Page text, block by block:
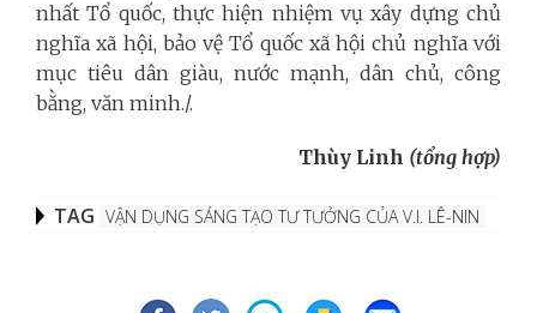
nhất Tổ quốc, thực hiện nhiệm vụ xây dựng chủ
nghĩa xã hội, bảo vệ Tổ quốc xã hội chủ nghĩa với
mục tiêu dân giàu, nước mạnh, dân chủ, công
bằng, văn minh./.
Thùy Linh (tổng hợp)
TAG VẬN DỤNG SÁNG TẠO TƯ TƯỞNG CỦA V.I. LÊ-NIN